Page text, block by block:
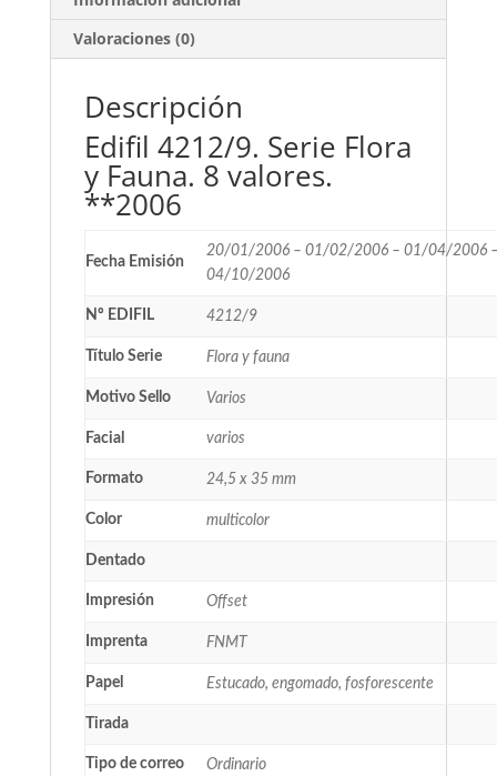
Valoraciones (0)
Descripción
Edifil 4212/9. Serie Flora
y Fauna. 8 valores.
**2006
Fecha Emisión
20/01/2006 – 01/02/2006 – 01/04/2006
04/10/2006
Nº EDIFIL 4212/9
Título Serie Flora y fauna
Motivo Sello Varios
Facial varios
Formato 24,5 x 35 mm
Color multicolor
Dentado
Impresión Offset
Imprenta FNMT
Papel Estucado, engomado, fosforescente
Tirada
Tipo de correo Ordinario